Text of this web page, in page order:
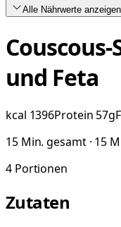
Alle Nährwerte anzeigen
und Feta
kcal 1396Protein 57g
15 Min. gesamt · 15
4 Portionen
Zutaten